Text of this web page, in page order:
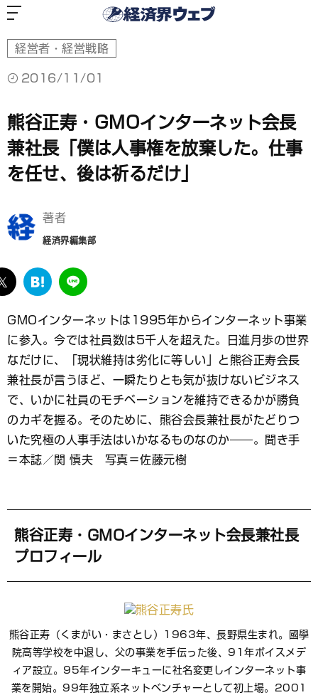
経営者・経営戦略
2016/11/01
熊谷正寿・GMOインターネット会長
兼社長「僕は人事権を放棄した。仕事
を任せ、後は祈るだけ」
著者
経済界編集部
twitter
は
な
ッ
ク
マ
ー
ク
LINE
GMOインターネットは1995年からインターネット事業
に参入。今では社員数は5千人を超えた。日進月歩の世界
なだけに、「現状維持は劣化に等しい」と熊谷正寿会長
兼社長が言うほど、一瞬たりとも気が抜けないビジネス
で、いかに社員のモチベーションを維持できるかが勝負
のカギを握る。そのために、熊谷会長兼社長がたどりつ
いた究極の人事手法はいかなるものなのか――。聞き手
＝本誌／関 慎夫 写真＝佐藤元樹
熊谷正寿・GMOインターネット会長兼社長
プロフィール
熊谷正寿（くまがい・まさとし）1963年、長野県生まれ。國學
院高等学校を中退し、父の事業を手伝った後、91年ボイスメデ
ィア設立。95年インターキューに社名変更しインターネット事
業を開始。99年独立系ネットベンチャーとして初上場。2001